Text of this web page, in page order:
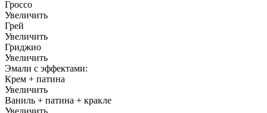
Гроссо
Увеличить
Грей
Увеличить
Гриджио
Увеличить
Эмали с эффектами:
Крем + патина
Увеличить
Ваниль + патина + кракле